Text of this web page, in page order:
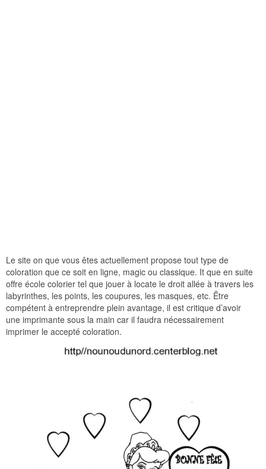
Le site on que vous êtes actuellement propose tout type de
coloration que ce soit en ligne, magic ou classique. It que en suite
offre école colorier tel que jouer à locate le droit allée à travers les
labyrinthes, les points, les coupures, les masques, etc. Être
compétent à entreprendre plein avantage, il est critique d’avoir
une imprimante sous la main car il faudra nécessairement
imprimer le accepté coloration.